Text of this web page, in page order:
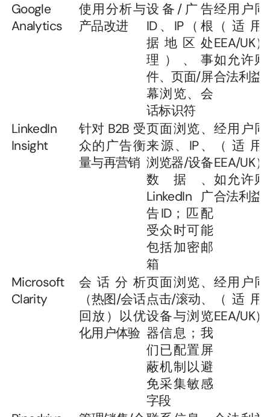
Google
Analytics
使用分析与
产品改进
设备/广告
ID、IP（根
据地区处
理）、事
件、页面/屏
幕浏览、会
话标识符
经用户
（适用
EEA/UK
如允许
合法利益
LinkedIn
Insight
针对 B2B 受
众的广告衡
量与再营销
页面浏览、
来源、IP、
浏览器/设备
数据、
LinkedIn 广
告ID；匹配
受众时可能
包括加密邮
箱
经用户
（适用
EEA/UK
如允许
合法利益
Microsoft
Clarity
会话分析
（热图/会话
回放）以优
化用户体验
页面浏览、
点击/滚动、
设备与浏览
器信息；我
们已配置屏
蔽机制以避
免采集敏感
字段
经用户
（适用
EEA/UK）